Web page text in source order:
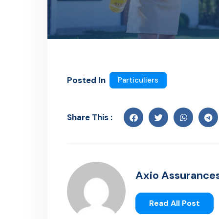
Posted In Particuliers
Share This :
Axio
Read All Post